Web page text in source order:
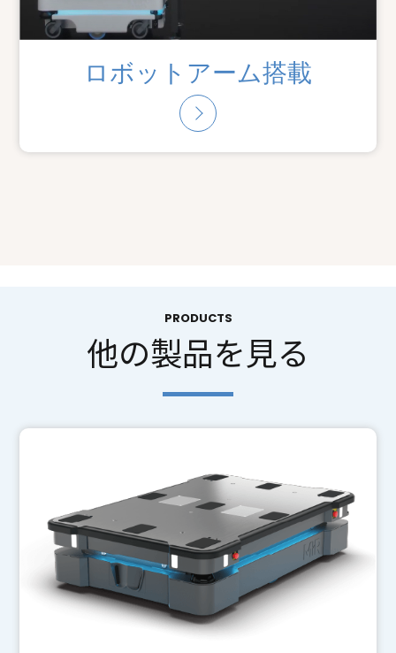
ロボットアーム搭載
PRODUCTS
他の製品を見る